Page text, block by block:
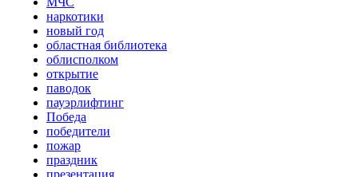
наркотики
новый год
областная библиотека
облисполком
открытие
паводок
пауэрлифтинг
Победа
победители
пожар
праздник